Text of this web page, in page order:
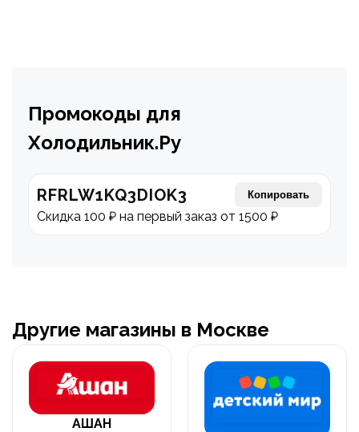
Промокоды для
Холодильник.Ру
RFRLW1KQ3DIOK3 Копировать
Скидка 100 ₽ на первый заказ от 1500 ₽
Другие магазины в Москве
АШАН